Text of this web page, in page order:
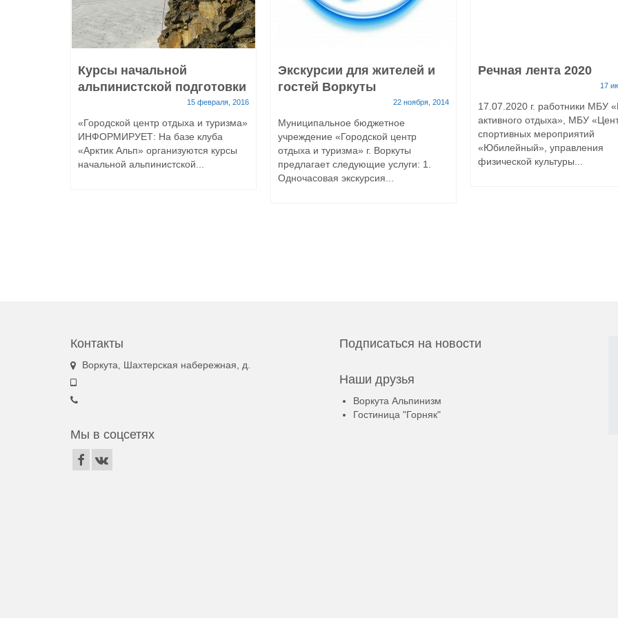
Курсы начальной
альпинистской подготовки
15 февраля, 2016
«Городской центр отдыха и туризма»
ИНФОРМИРУЕТ: На базе клуба
«Арктик Альп» организуются курсы
начальной альпинистской...
Экскурсии для жителей и
гостей Воркуты
22 ноября, 2014
Муниципальное бюджетное
учреждение «Городской центр
отдыха и туризма» г. Воркуты
предлагает следующие услуги: 1.
Одночасовая экскурсия...
Речная лента 2020
17
17.07.2020 г. работники МБУ
активного отдыха», МБУ
спортивных мероприятий
«Юбилейный», управления
физической культуры...
Контакты
Воркута, Шахтерская набережная, д.
Мы в соцсетях
Подписаться на новости
Наши друзья
Воркута Альпинизм
Гостиница "Горняк"